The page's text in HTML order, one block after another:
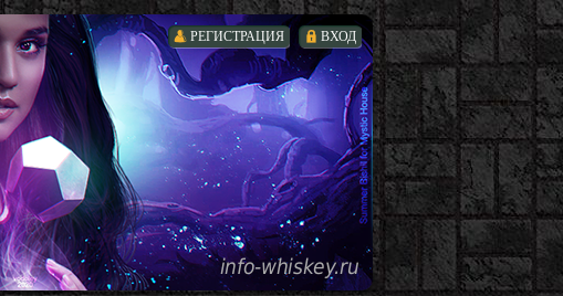
ВХОД
РЕГИСТРАЦИЯ